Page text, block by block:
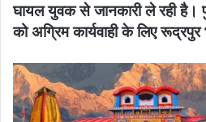
घायल युवक से जानकारी ले रही है।
को अग्रिम कार्यवाही के लिए